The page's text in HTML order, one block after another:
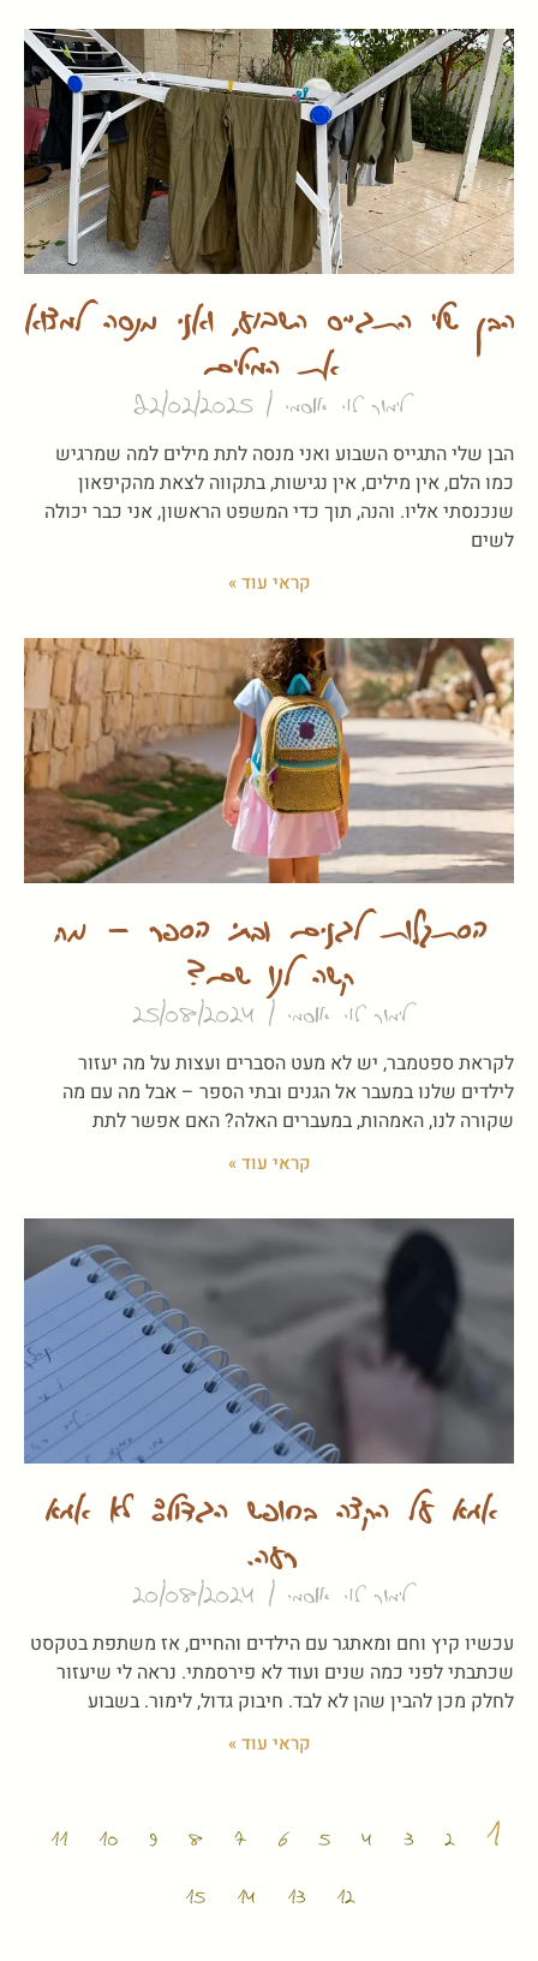
הבן שלי התגייס השבוע, ואני מנסה למצוא
את המילים
לימור לוי אוסמי
הבן שלי התגייס השבוע ואני מנסה לתת מילים למה שמרגיש
כמו הלם, אין מילים, אין נגישות, בתקווה לצאת מהקיפאון
שנכנסתי אליו. והנה, תוך כדי המשפט הראשון, אני כבר יכולה
לשים
קראי עוד »
הסתגלות לגנים ובתי הספר – מה
קשה לנו שם?
לימור לוי אוסמי
לקראת ספטמבר, יש לא מעט הסברים ועצות על מה יעזור
לילדים שלנו במעבר אל הגנים ובתי הספר – אבל מה עם מה
שקורה לנו, האמהות, במעברים האלה? האם אפשר לתת
קראי עוד »
אמא על הקצה בחופש הגדול: לא אמא
רעה.
לימור לוי אוסמי
עכשיו קיץ וחם ומאתגר עם הילדים והחיים, אז משתפת בטקסט
שכתבתי לפני כמה שנים ועוד לא פירסמתי. נראה לי שיעזור
לחלק מכן להבין שהן לא לבד. חיבוק גדול, לימור. בשבוע
קראי עוד »
1
2
3
4
5
6
7
8
9
10
11
12
13
14
15